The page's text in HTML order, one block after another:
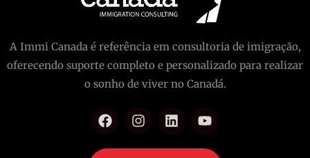
A Immi Canada é referência em consultoria de imigração,
oferecendo suporte completo e personalizado para realizar
o sonho de viver no Canadá.